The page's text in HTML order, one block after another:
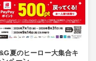
夏のヒーロー大集合キ